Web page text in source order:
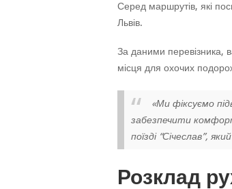
Серед маршрутів, які
Львів.
За даними перевізника,
місця для охочих
«Ми фіксуємо
забезпечити комфорт
поїзді “Січеслав”,
Розклад